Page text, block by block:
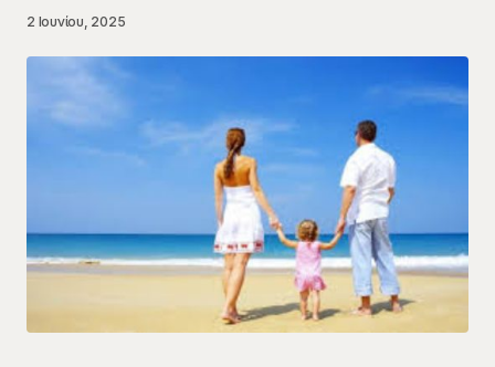
2 Ιουνίου, 2025